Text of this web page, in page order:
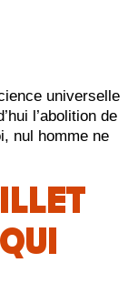
universelle
l’abolition de
nul homme ne